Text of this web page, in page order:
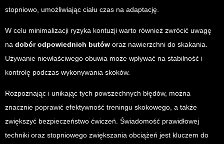
stopniowo, umożliwiając ciału czas na adaptację.
W celu minimalizacji ryzyka kontuzji warto również zwrócić uwagę
na dobór odpowiednich butów oraz nawierzchni do skakania.
Używanie niewłaściwego obuwia może wpływać na stabilność i
kontrolę podczas wykonywania skoków.
Rozpoznając i unikając tych powszechnych błędów, można
znacznie poprawić efektywność treningu skokowego, a także
zwiększyć bezpieczeństwo ćwiczeń. Świadomość prawidłowej
techniki oraz stopniowego zwiększania obciążeń jest kluczem do